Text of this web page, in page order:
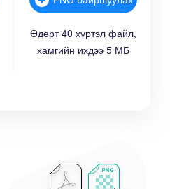
Өдөрт 40 хүртэл файл,
хамгийн ихдээ 5 МБ